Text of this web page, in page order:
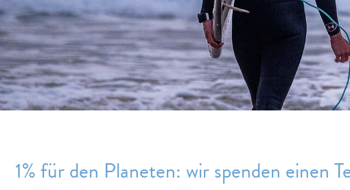
1% für den Planeten: wir spenden einen